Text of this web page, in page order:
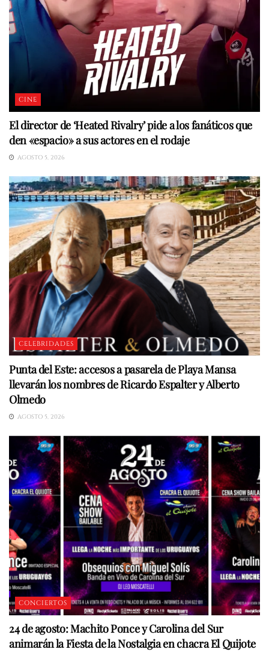
CINE
El director de ‘Heated Rivalry’ pide a los fanáticos que
den «espacio» a sus actores en el rodaje
AGOSTO 5, 2026
CELEBRIDADES
Punta del Este: accesos a pasarela de Playa Mansa
llevarán los nombres de Ricardo Espalter y Alberto
Olmedo
AGOSTO 5, 2026
CONCIERTOS
24 de agosto: Machito Ponce y Carolina del Sur
animarán la Fiesta de la Nostalgia en chacra El Quijote